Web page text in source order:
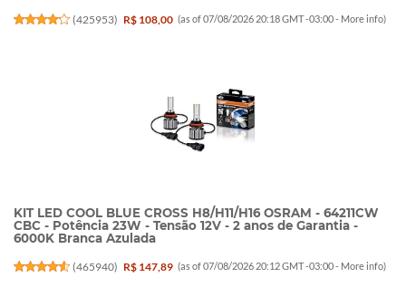
(425953) R$ 108,00 (as of 07/08/2026 20:18 GMT -03:00 - More info)
KIT LED COOL BLUE CROSS H8/H11/H16 OSRAM - 64211CW
CBC - Potência 23W - Tensão 12V - 2 anos de Garantia -
6000K Branca Azulada
(465940) R$ 147,89 (as of 07/08/2026 20:12 GMT -03:00 - More info)